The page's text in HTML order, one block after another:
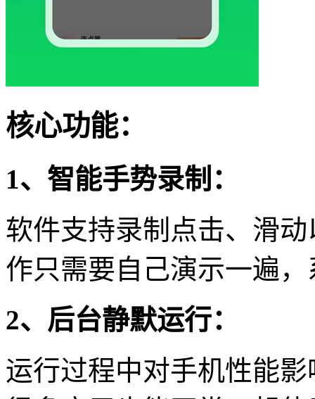
核心功能：
1、智能手势录制：
软件支持录制点击、滑
作只需要自己演示一遍
2、后台静默运行：
运行过程中对手机性能